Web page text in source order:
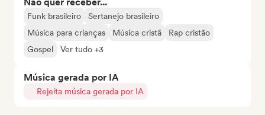
Funk brasileiro
Sertanejo brasileiro
Música para crianças
Música cristã
Rap cristão
Gospel
Ver tudo +3
Música gerada por IA
Rejeita música gerada por IA